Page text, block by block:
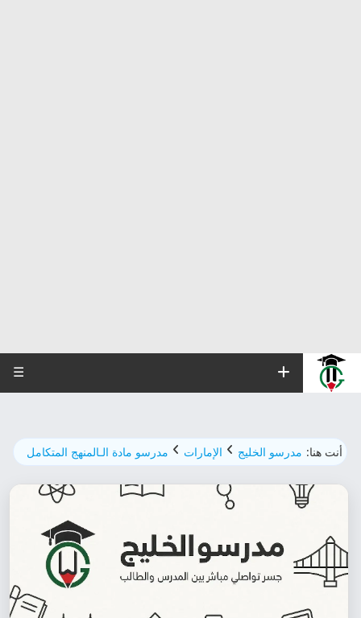
☰
أنت هنا: مدرسو الخليج الإمارات مدرسو مادة الـالمنهج المتكامل